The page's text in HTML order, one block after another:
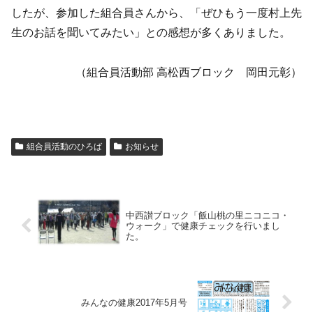
したが、参加した組合員さんから、「ぜひもう一度村上先
生のお話を聞いてみたい」との感想が多くありました。
（組合員活動部 高松西ブロック 岡田元彰）
組合員活動のひろば お知らせ
中西讃ブロック「飯山桃の里ニコニコ・
ウォーク」で健康チェックを行いまし
た。
みんなの健康2017年5月号